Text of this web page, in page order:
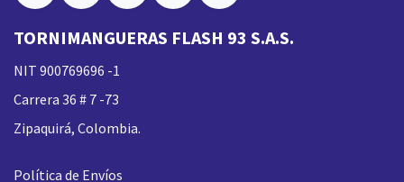
TORNIMANGUERAS FLASH 93 S.A.S.
NIT 900769696 -1
Carrera 36 # 7 -73
Zipaquirá, Colombia.
Política de Envíos